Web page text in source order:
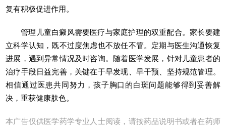
复有积极促进作用。
管理儿童白癜风需要医疗与家庭护理的双重配合。家长要建
立科学认知，既不过度焦虑也不放任不管。定期与医生沟通恢复
进展，遇到异常情况及时咨询。随着医学发展，针对儿童患者的
治疗手段日益完善，关键在于早发现、早干预、坚持规范管理。
相信通过医患共同努力，孩子胸口的白斑问题能够得到妥善解
决，重获健康肤色。
本广告仅供医学药学专业人士阅读，请按药品说明书或者在药师